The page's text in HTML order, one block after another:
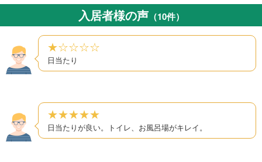
入居者様の声（10件）
★☆☆☆☆
日当たり
★★★★★
日当たりが良い。トイレ、お風呂場がキレイ。